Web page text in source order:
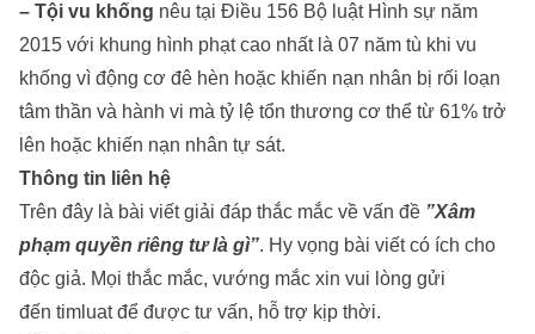
– Tội vu khống nêu tại Điều 156 Bộ luật Hình sự năm
2015 với khung hình phạt cao nhất là 07 năm tù khi vu
khống vì động cơ đê hèn hoặc khiến nạn nhân bị rối loạn
tâm thần và hành vi mà tỷ lệ tổn thương cơ thể từ 61% trở
lên hoặc khiến nạn nhân tự sát.
Thông tin liên hệ
Trên đây là bài viết giải đáp thắc mắc về vấn đề ”Xâm
phạm quyền riêng tư là gì”. Hy vọng bài viết có ích cho
độc giả. Mọi thắc mắc, vướng mắc xin vui lòng gửi
đến timluat để được tư vấn, hỗ trợ kịp thời.